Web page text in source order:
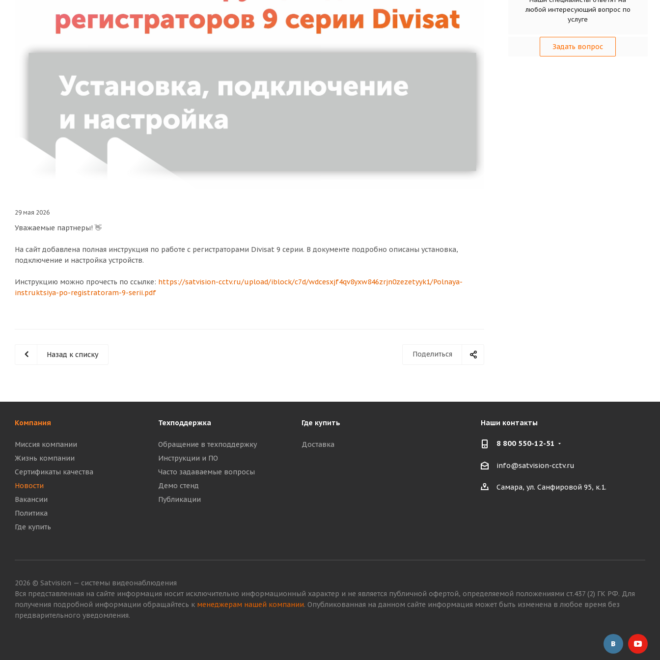
29 мая 2026
Уважаемые партнеры! 👋
На сайт добавлена полная инструкция по работе с регистраторами Divisat 9 серии. В документе подробно описаны установка,
подключение и настройка устройств.
Инструкцию можно прочесть по ссылке: https://satvision-cctv.ru/upload/iblock/c7d/wdcesxjf4qv8yxw846zrjn0zezetyyk1/Polnaya-
instruktsiya-po-registratoram-9-serii.pdf
любой интересующий вопрос по
услуге
Задать вопрос
Поделиться
Назад к списку
Компания
Миссия компании
Жизнь компании
Сертификаты качества
Новости
Вакансии
Политика
Где купить
Техподдержка
Обращение в техподдержку
Инструкции и ПО
Часто задаваемые вопросы
Демо стенд
Публикации
Где купить
Доставка
Наши контакты
8 800 550-12-51
info@satvision-cctv.ru
Самара, ул. Санфировой 95, к.1.
2026 © Satvision — системы видеонаблюдения
Вся представленная на сайте информация носит исключительно информационный характер и не является публичной офертой, определяемой положениями ст.437 (2) ГК РФ. Для
получения подробной информации обращайтесь к менеджерам нашей компании. Опубликованная на данном сайте информация может быть изменена в любое время без
предварительного уведомления.